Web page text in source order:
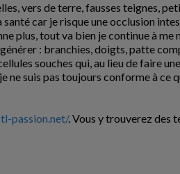
vers de terre, fausses teignes,
car je risque une occlusion
plus, tout va bien je continue à
: branchies, doigts, patte
souches qui, au lieu de faire
suis pas toujours conforme à ce
passion.net/. Vous y trouverez des